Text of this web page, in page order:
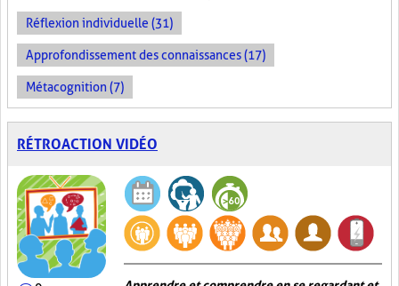
Réflexion individuelle (31)
Approfondissement des connaissances (17)
Métacognition (7)
RÉTROACTION VIDÉO